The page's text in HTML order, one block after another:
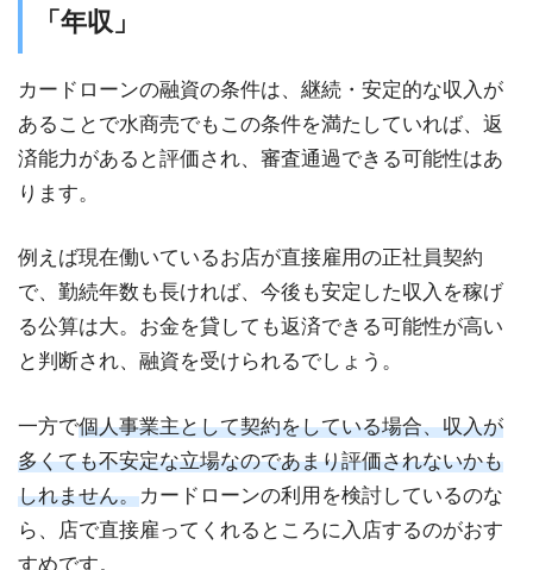
「年収」
カードローンの融資の条件は、継続・安定的な収入が
あることで水商売でもこの条件を満たしていれば、返
済能力があると評価され、審査通過できる可能性はあ
ります。
例えば現在働いているお店が直接雇用の正社員契約
で、勤続年数も長ければ、今後も安定した収入を稼げ
る公算は大。お金を貸しても返済できる可能性が高い
と判断され、融資を受けられるでしょう。
一方で個人事業主として契約をしている場合、収入が
多くても不安定な立場なのであまり評価されないかも
しれません。カードローンの利用を検討しているのな
ら、店で直接雇ってくれるところに入店するのがおす
すめです。